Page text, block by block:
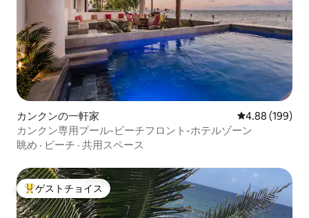
カンクンの一軒家 レビュー199
4.88 (199)
カンクン専用プール-ビーチフロント-ホテルゾーン
眺め · ビーチ · 共用スペース
大好評のゲストチョイスです。
ゲストチョイス